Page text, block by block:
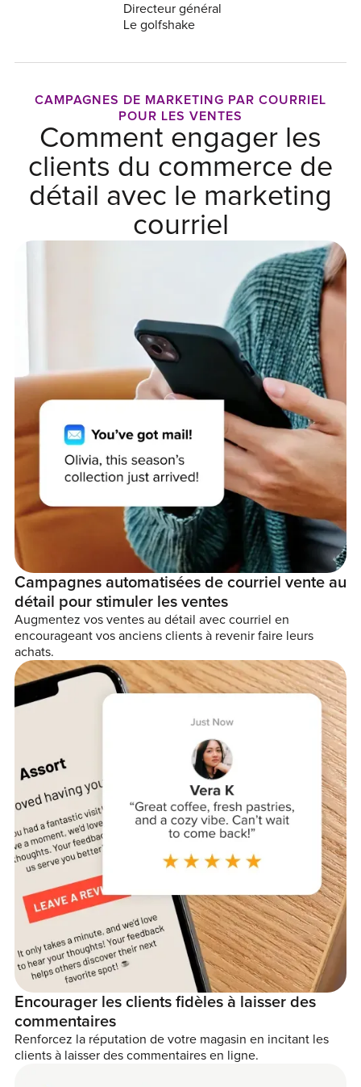
Directeur général
Le golfshake
CAMPAGNES DE MARKETING PAR COURRIEL
POUR LES VENTES
Comment engager les
clients du commerce de
détail avec le marketing
courriel
Campagnes automatisées de courriel vente au
détail pour stimuler les ventes
Augmentez vos ventes au détail avec courriel en
encourageant vos anciens clients à revenir faire leurs
achats.
Encourager les clients fidèles à laisser des
commentaires
Renforcez la réputation de votre magasin en incitant les
clients à laisser des commentaires en ligne.